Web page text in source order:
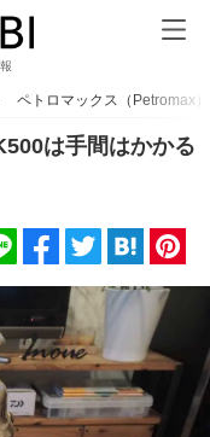
ペトロマックス（Petromax
は手間はかかる